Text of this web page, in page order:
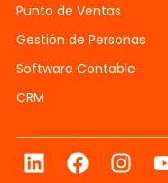
Punto de Ventas
Gestión de Personas
Software Contable
CRM